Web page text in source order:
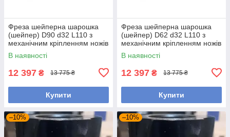
Фреза шейперна шарошка
(шейпер) D90 d32 L110 з
механічним кріпленням ножів
В наявності
12 397 ₴ 13 775 ₴
Купити
Фреза шейперна шарошка
(шейпер) D62 d32 L110 з
механічним кріпленням ножів
В наявності
12 397 ₴ 13 775 ₴
Купити
–10% –10%